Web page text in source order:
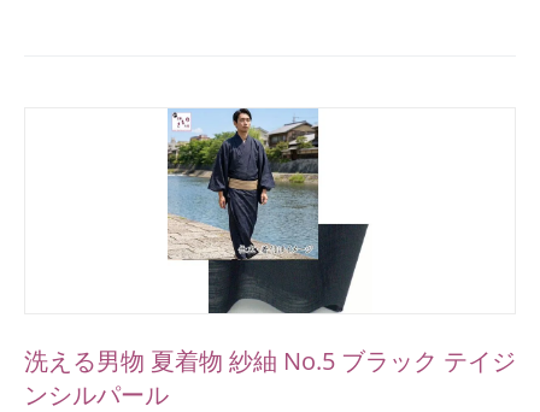
洗える男物 夏着物 紗紬 No.5 ブラック テイジ
ンシルパール